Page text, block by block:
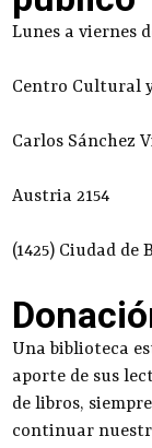
Lunes a viernes
Centro Cultural
Carlos Sánchez
Austria 2154
(1425) Ciudad de
Una biblioteca
aporte de sus
de libros,
continuar